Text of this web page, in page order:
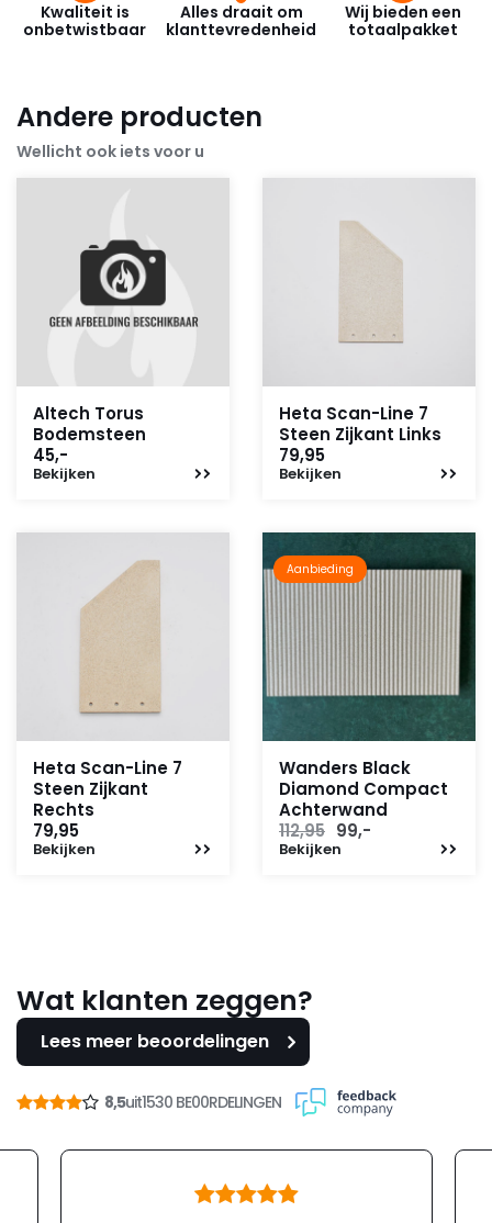
Kwaliteit is
onbetwistbaar
Alles draait om
klanttevredenheid
Wij bieden een
totaalpakket
Andere producten
Wellicht ook iets voor u
Altech Torus
Bodemsteen
45,-
Bekijken
Heta Scan-Line 7
Steen Zijkant Links
79,95
Bekijken
Heta Scan-Line 7
Steen Zijkant
Rechts
79,95
Bekijken
Aanbieding
Wanders Black
Diamond Compact
Achterwand
112,95 Oorspronkelijke
prijs
99,-
Bekijken
Wat klanten zeggen?
Lees meer beoordelingen
8,5uit1530 BE00RDELINGEN